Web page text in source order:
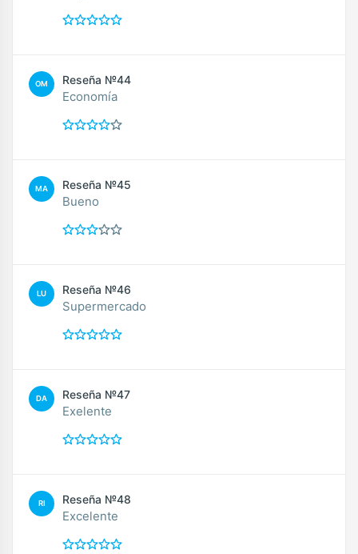
OM Reseña №44
Economía
MA Reseña №45
Bueno
LU Reseña №46
Supermercado
DA Reseña №47
Exelente
RI Reseña №48
Excelente